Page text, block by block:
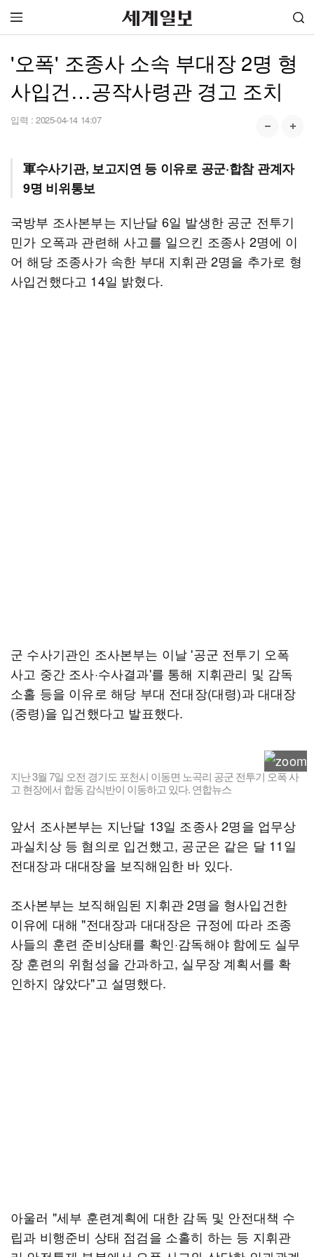
'오폭' 조종사 소속 부대장 2명 형
사입건…공작사령관 경고 조치
입력 : 2025-04-14 14:07
軍수사기관, 보고지연 등 이유로 공군·합참 관계자
9명 비위통보
국방부 조사본부는 지난달 6일 발생한 공군 전투기
민가 오폭과 관련해 사고를 일으킨 조종사 2명에 이
어 해당 조종사가 속한 부대 지휘관 2명을 추가로 형
사입건했다고 14일 밝혔다.
군 수사기관인 조사본부는 이날 '공군 전투기 오폭
사고 중간 조사·수사결과'를 통해 지휘관리 및 감독
소홀 등을 이유로 해당 부대 전대장(대령)과 대대장
(중령)을 입건했다고 발표했다.
지난 3월 7일 오전 경기도 포천시 이동면 노곡리 공군 전투기 오폭 사
고 현장에서 합동 감식반이 이동하고 있다. 연합뉴스
앞서 조사본부는 지난달 13일 조종사 2명을 업무상
과실치상 등 혐의로 입건했고, 공군은 같은 달 11일
전대장과 대대장을 보직해임한 바 있다.
조사본부는 보직해임된 지휘관 2명을 형사입건한
이유에 대해 "전대장과 대대장은 규정에 따라 조종
사들의 훈련 준비상태를 확인·감독해야 함에도 실무
장 훈련의 위험성을 간과하고, 실무장 계획서를 확
인하지 않았다"고 설명했다.
아울러 "세부 훈련계획에 대한 감독 및 안전대책 수
립과 비행준비 상태 점검을 소홀히 하는 등 지휘관